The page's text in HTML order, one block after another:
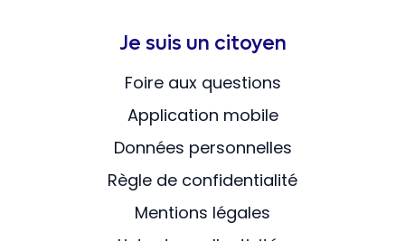
Je suis un citoyen
Foire aux questions
Application mobile
Données personnelles
Règle de confidentialité
Mentions légales